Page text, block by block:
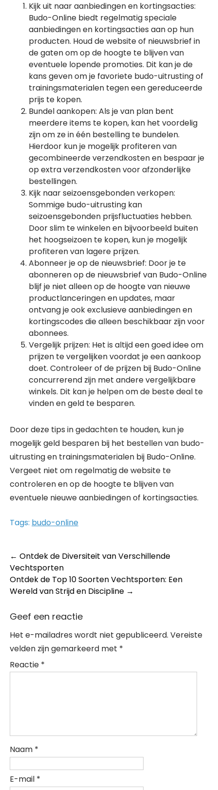
Kijk uit naar aanbiedingen en kortingsacties:
Budo-Online biedt regelmatig speciale
aanbiedingen en kortingsacties aan op hun
producten. Houd de website of nieuwsbrief in
de gaten om op de hoogte te blijven van
eventuele lopende promoties. Dit kan je de
kans geven om je favoriete budo-uitrusting of
trainingsmaterialen tegen een gereduceerde
prijs te kopen.
Bundel aankopen: Als je van plan bent
meerdere items te kopen, kan het voordelig
zijn om ze in één bestelling te bundelen.
Hierdoor kun je mogelijk profiteren van
gecombineerde verzendkosten en bespaar je
op extra verzendkosten voor afzonderlijke
bestellingen.
Kijk naar seizoensgebonden verkopen:
Sommige budo-uitrusting kan
seizoensgebonden prijsfluctuaties hebben.
Door slim te winkelen en bijvoorbeeld buiten
het hoogseizoen te kopen, kun je mogelijk
profiteren van lagere prijzen.
Abonneer je op de nieuwsbrief: Door je te
abonneren op de nieuwsbrief van Budo-Online
blijf je niet alleen op de hoogte van nieuwe
productlanceringen en updates, maar
ontvang je ook exclusieve aanbiedingen en
kortingscodes die alleen beschikbaar zijn voor
abonnees.
Vergelijk prijzen: Het is altijd een goed idee om
prijzen te vergelijken voordat je een aankoop
doet. Controleer of de prijzen bij Budo-Online
concurrerend zijn met andere vergelijkbare
winkels. Dit kan je helpen om de beste deal te
vinden en geld te besparen.
Door deze tips in gedachten te houden, kun je
mogelijk geld besparen bij het bestellen van budo-
uitrusting en trainingsmaterialen bij Budo-Online.
Vergeet niet om regelmatig de website te
controleren en op de hoogte te blijven van
eventuele nieuwe aanbiedingen of kortingsacties.
Tags: budo-online
Post
navigation
← Ontdek de Diversiteit van Verschillende
Vechtsporten
Ontdek de Top 10 Soorten Vechtsporten: Een
Wereld van Strijd en Discipline →
Geef een reactie
Het e-mailadres wordt niet gepubliceerd. Vereiste
velden zijn gemarkeerd met *
Reactie *
Naam *
E-mail *